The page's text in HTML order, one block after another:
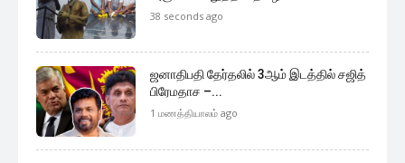
38 seconds ago
ஜனாதிபதி தேர்தலில் 3ஆம் இடத்தில் சஜித்
பிரேமதாச –...
1 மணத்தியாலம் ago